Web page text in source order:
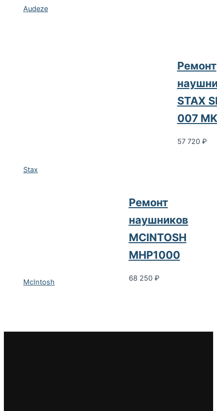
Audeze
Stax
Ремонт
STAX
007
57 720 ₽
McIntosh
Ремонт
наушников
MCINTOSH
MHP1000
68 250 ₽